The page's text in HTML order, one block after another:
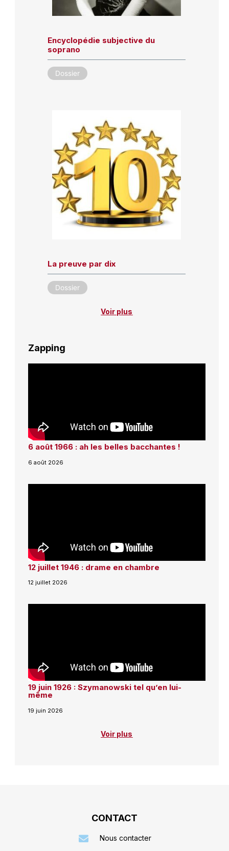
Encyclopédie subjective du
soprano
Dossier
La preuve par dix
Dossier
Voir plus
Zapping
6 août 1966 : ah les belles bacchantes !
6 août 2026
12 juillet 1946 : drame en chambre
12 juillet 2026
19 juin 1926 : Szymanowski tel qu’en lui-
même
19 juin 2026
Voir plus
CONTACT
Nous contacter